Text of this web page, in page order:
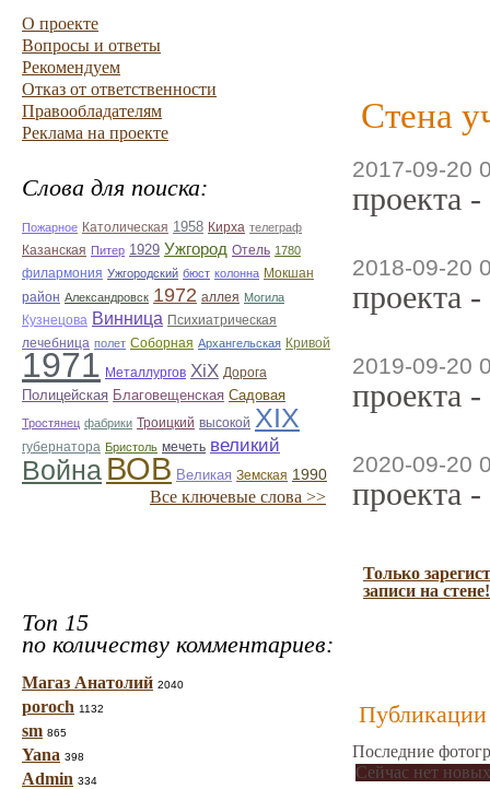
О проекте
Вопросы и ответы
Рекомендуем
Отказ от ответственности
Правообладателям
Реклама на проекте
Слова для поиска:
Пожарное Католическая 1958 Кирха телеграф
Казанская Питер 1929 Ужгород Отель 1780
филармония Ужгородский бюст колонна Мокшан
район Александровск 1972 аллея Могила
Кузнецова Винница Психиатрическая
лечебница полет Соборная Архангельская Кривой
1971 Металлургов ХiХ Дорога
Полицейская Благовещенская Садовая
Тростянец фабрики Троицкий высокой ХІХ
губернатора Бристоль мечеть великий
Война ВОВ Великая Земская 1990
Все ключевые слова >>
Топ 15
по количеству комментариев:
Магаз Анатолий 2040
poroch 1132
sm 865
Yana 398
Admin 334
Стена
2017-09-20
проекта
2018-09-20
проекта
2019-09-20
проекта
2020-09-20
проекта
Только
записи на стене!
Публикации
Последние
Сейчас нет